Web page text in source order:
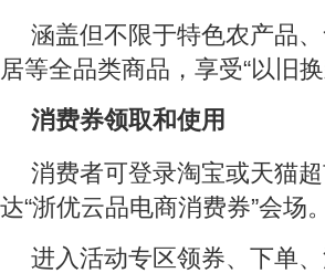
涵盖但不限于特色农产品
居等全品类商品，享受“以旧
消费券领取和使用
消费者可登录淘宝或天猫
达“浙优云品电商消费券”会场。
进入活动专区领券、下单、